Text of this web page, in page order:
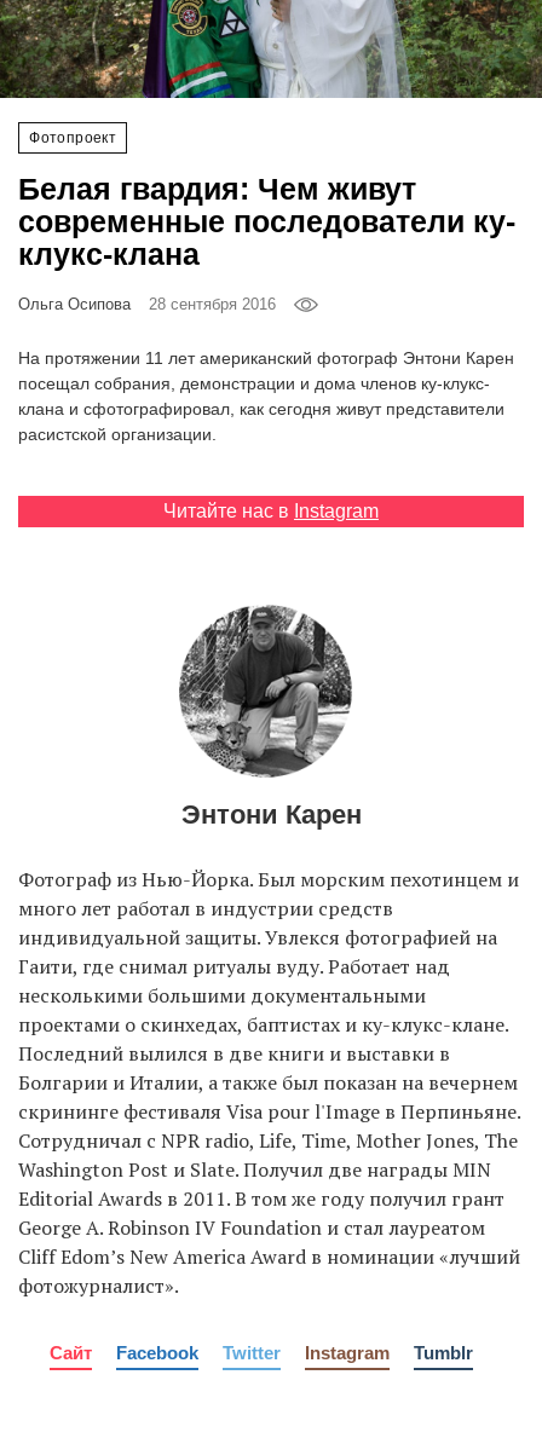
Фотопроект
Белая гвардия: Чем живут
современные последователи ку-
клукс-клана
Ольга Осипова 28 сентября 2016
На протяжении 11 лет американский фотограф Энтони Карен
посещал собрания, демонстрации и дома членов ку-клукс-
клана и сфотографировал, как сегодня живут представители
расистской организации.
Читайте нас в Instagram
Энтони Карен
Фотограф из Нью-Йорка. Был морским пехотинцем и
много лет работал в индустрии средств
индивидуальной защиты. Увлекся фотографией на
Гаити, где снимал ритуалы вуду. Работает над
несколькими большими документальными
проектами о скинхедах, баптистах и ку-клукс-клане.
Последний вылился в две книги и выставки в
Болгарии и Италии, а также был показан на вечернем
скрининге фестиваля Visa pour l'Image в Перпиньяне.
Сотрудничал с NPR radio, Life, Time, Mother Jones, The
Washington Post и Slate. Получил две награды MIN
Editorial Awards в 2011. В том же году получил грант
George A. Robinson IV Foundation и стал лауреатом
Cliff Edom’s New America Award в номинации «лучший
фотожурналист».
Сайт Facebook Twitter Instagram Tumblr